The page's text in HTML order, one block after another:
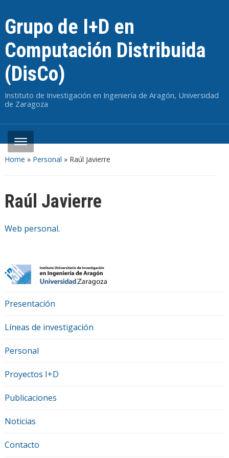
Grupo de I+D en
Computación Distribuida
(DisCo)
Instituto de Investigación en Ingeniería de Aragón, Universidad
de Zaragoza
Home » Personal » Raúl Javierre
Presentación
Líneas de investigación
Personal
Proyectos I+D
Publicaciones
Noticias
Contacto
Raúl Javierre
Web personal.